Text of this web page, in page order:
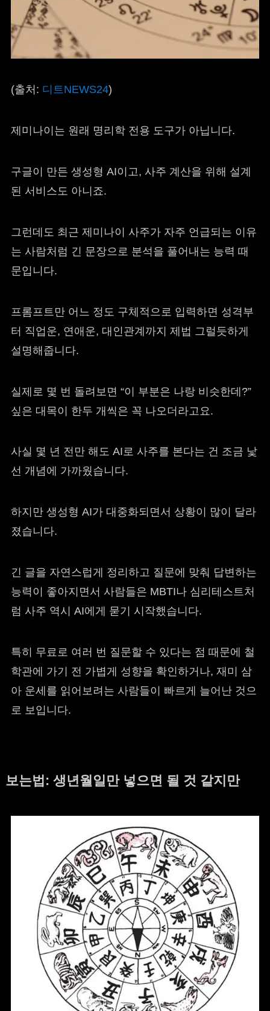
(출처: 디트NEWS24)
제미나이는 원래 명리학 전용 도구가 아닙니다.
구글이 만든 생성형 AI이고, 사주 계산을 위해 설계
된 서비스도 아니죠.
그런데도 최근 제미나이 사주가 자주 언급되는 이유
는 사람처럼 긴 문장으로 분석을 풀어내는 능력 때
문입니다.
프롬프트만 어느 정도 구체적으로 입력하면 성격부
터 직업운, 연애운, 대인관계까지 제법 그럴듯하게
설명해줍니다.
실제로 몇 번 돌려보면 “이 부분은 나랑 비슷한데?”
싶은 대목이 한두 개씩은 꼭 나오더라고요.
사실 몇 년 전만 해도 AI로 사주를 본다는 건 조금 낯
선 개념에 가까웠습니다.
하지만 생성형 AI가 대중화되면서 상황이 많이 달라
졌습니다.
긴 글을 자연스럽게 정리하고 질문에 맞춰 답변하는
능력이 좋아지면서 사람들은 MBTI나 심리테스트처
럼 사주 역시 AI에게 묻기 시작했습니다.
특히 무료로 여러 번 질문할 수 있다는 점 때문에 철
학관에 가기 전 가볍게 성향을 확인하거나, 재미 삼
아 운세를 읽어보려는 사람들이 빠르게 늘어난 것으
로 보입니다.
보는법: 생년월일만 넣으면 될 것 같지만